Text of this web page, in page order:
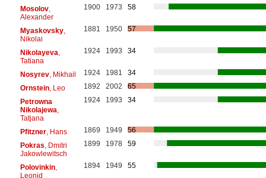
Mosolov,
Alexander
1900 1973 58
Myaskovsky,
Nikolai
1881 1950 57
Nikolayeva
Tatiana
1924 1993 34
Nosyrev, Mikhail 1924 1981
34
Ornstein, Leo 1892 2002
65
Petrowna
Nikolajewa
Tatjana
1924 1993 34
Pfitzner, Hans 1869 1949
56
Pokras , Dmitri
Jakowlewitsch
1899 1978 59
Polovinkin,
Leonid
1894 1949 55